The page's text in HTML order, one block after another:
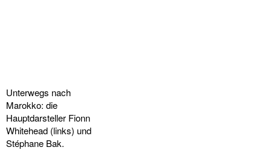
Unterwegs nach
Marokko: die
Hauptdarsteller Fionn
Whitehead (links) und
Stéphane Bak.